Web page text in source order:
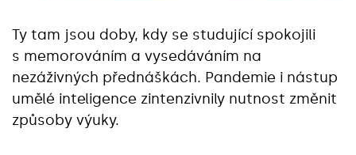
Ty tam jsou doby, kdy se studující spokojili
s memorováním a vysedáváním na
nezáživných přednáškách. Pandemie i nástup
umělé inteligence zintenzivnily nutnost změnit
způsoby výuky.